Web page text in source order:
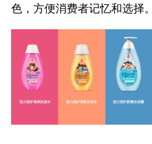
色，方便消费者记忆和选择。